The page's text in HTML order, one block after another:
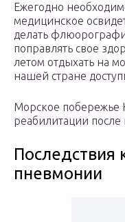
Ежегодно
медицинское
делать
поправлять свое
летом отдыхать на
нашей стране
Морское побережье
реабилитации
Последствия
пневмонии